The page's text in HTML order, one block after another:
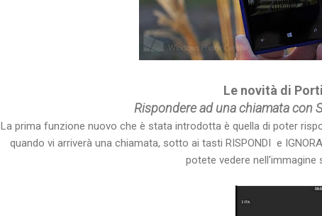
Le novità di
Rispondere ad una chiamata con
La prima funzione nuovo che è stata introdotta è quella di poter
quando vi arriverà una chiamata, sotto ai tasti RISPONDI e
potete vedere nell'immagine